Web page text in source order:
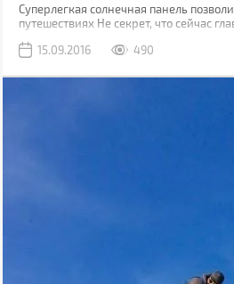
Суперлегкая солнечная панель
путешествиях Не секрет, что сейчас
чувствуется во время походов и
но ее тоже нужно заряжать. Так как же
15.09.2016 490